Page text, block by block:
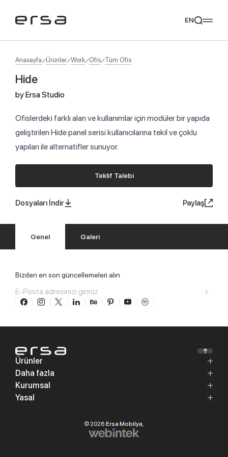
Popular searches
Tavsiye Ediyoruz
EN
Anasayfa Ürünler Work Ofis Tüm Ofis
Hide
byErsa Studio
Ofislerdeki farklı alan ve kullanımlar için modüler bir yapıda
geliştirilen Hide panel serisi kullanıcılarına tekil ve çoklu
yapıları ile alternatifler sunuyor.
Teklif Talebi
Dosyaları İndir Paylaş
Genel Galeri
Bizden en son güncellemeleri alın
Ürünler
Daha fazla
Kurumsal
Yasal
© 2026 Ersa Mobilya,